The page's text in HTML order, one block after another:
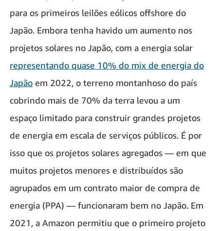
para os primeiros leilões eólicos offshore do
Japão. Embora tenha havido um aumento nos
projetos solares no Japão, com a energia solar
representando quase 10% do mix de energia do
Japão em 2022, o terreno montanhoso do país
cobrindo mais de 70% da terra levou a um
espaço limitado para construir grandes projetos
de energia em escala de serviços públicos. É por
isso que os projetos solares agregados — em que
muitos projetos menores e distribuídos são
agrupados em um contrato maior de compra de
energia (PPA) — funcionaram bem no Japão. Em
2021, a Amazon permitiu que o primeiro projeto